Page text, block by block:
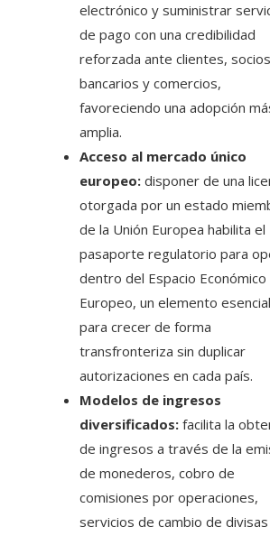
electrónico y suministrar
de pago con una credibilidad
reforzada ante clientes, socios
bancarios y comercios,
favoreciendo una adopción
amplia.
Acceso al mercado único
europeo: disponer de una
otorgada por un estado
de la Unión Europea habilita el
pasaporte regulatorio para
dentro del Espacio Económico
Europeo, un elemento esencial
para crecer de forma
transfronteriza sin duplicar
autorizaciones en cada país.
Modelos de ingresos
diversificados: facilita la
de ingresos a través de la
de monederos, cobro de
comisiones por operaciones,
servicios de cambio de